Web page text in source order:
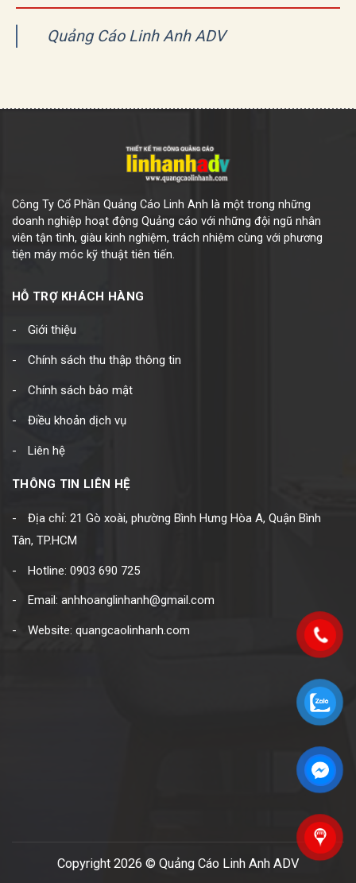
Quảng Cáo Linh Anh ADV
Công Ty Cổ Phần Quảng Cáo Linh Anh là một trong những
doanh nghiệp hoạt động Quảng cáo với những đội ngũ nhân
viên tận tình, giàu kinh nghiệm, trách nhiệm cùng với phương
tiện máy móc kỹ thuật tiên tiến.
HỖ TRỢ KHÁCH HÀNG
Giới thiệu
Chính sách thu thập thông tin
Chính sách bảo mật
Điều khoản dịch vụ
Liên hệ
THÔNG TIN LIÊN HỆ
Địa chỉ: 21 Gò xoài, phường Bình Hưng Hòa A, Quận Bình
Tân, TP.HCM
Hotline: 0903 690 725
Email: anhhoanglinhanh@gmail.com
Website: quangcaolinhanh.com
Copyright 2026 © Quảng Cáo Linh Anh ADV